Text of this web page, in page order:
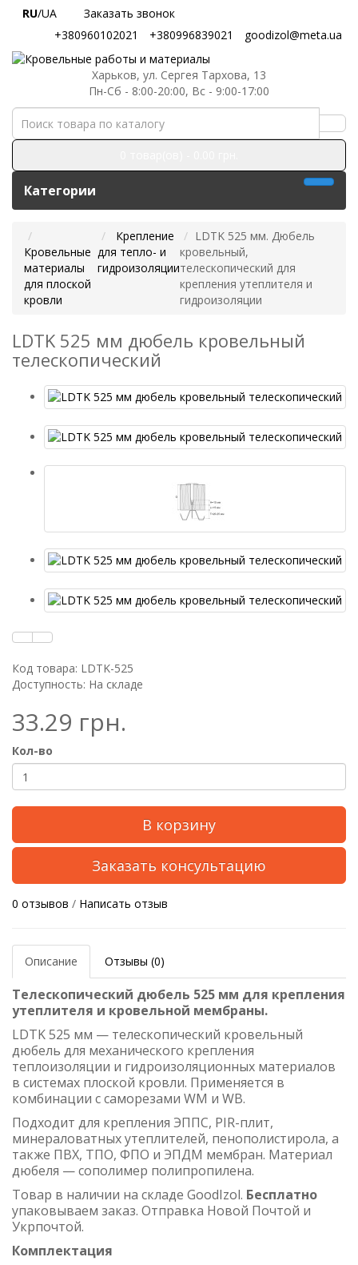
RU/UA
Заказать звонок
+380960102021
+380996839021 goodizol@meta.ua
Харьков, ул. Сергея Тархова, 13
Пн-Сб - 8:00-20:00, Вс - 9:00-17:00
Категории
Кровельные
материалы
для плоской
кровли
Крепление
для тепло- и
гидроизоляции
LDTK 525 мм. Дюбель
кровельный,
телескопический для
крепления утеплителя и
гидроизоляции
LDTK 525 мм дюбель кровельный
телескопический
Код товара: LDTK-525
Доступность: На складе
33.29 грн.
Кол-во
В корзину
Заказать консультацию
0 отзывов / Написать отзыв
Описание Отзывы (0)
Телескопический дюбель 525 мм для крепления
утеплителя и кровельной мембраны.
LDTK 525 мм — телескопический кровельный
дюбель для механического крепления
теплоизоляции и гидроизоляционных материалов
в системах плоской кровли. Применяется в
комбинации с саморезами WM и WB.
Подходит для крепления ЭППС, PIR-плит,
минераловатных утеплителей, пенополистирола, а
также ПВХ, ТПО, ФПО и ЭПДМ мембран. Материал
дюбеля — сополимер полипропилена.
Товар в наличии на складе GoodIzol. Бесплатно
упаковываем заказ. Отправка Новой Почтой и
Укрпочтой.
Комплектация